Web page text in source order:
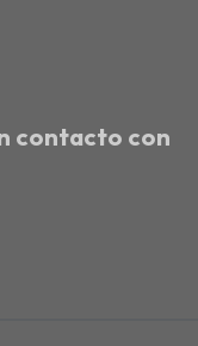
contacto con